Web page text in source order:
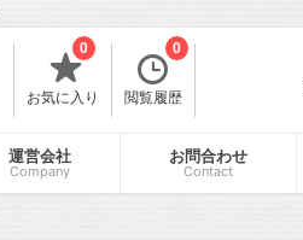
お気に入り
0
閲覧履歴
0
運営会社
Company
お問合わせ
Contact